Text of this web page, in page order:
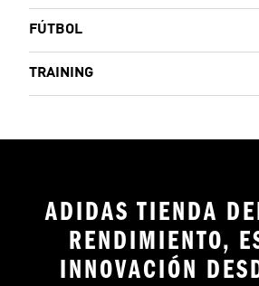
FÚTBOL
TRAINING
ADIDAS TIENDA
RENDIMIENTO,
INNOVACIÓN